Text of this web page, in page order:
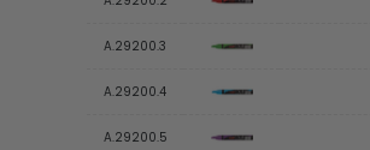
A.29200.3
A.29200.4
A.29200.5